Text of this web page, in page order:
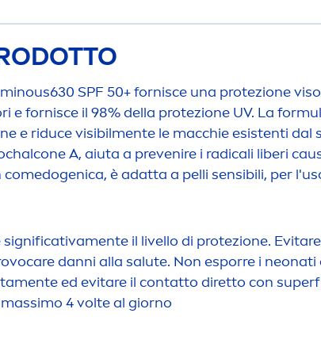
630 SPF 50+ fornisce una protezione
e fornisce il 98% della protezione UV. La
e riduce visibilmente le macchie esistenti dal
A, aiuta a prevenire i radicali liberi
è adatta a pelli sensibili, per
significativamente il livello di protezione.
caredanni alla salute. Non esporre i
mente ed evitare il contatto diretto con
4 volte al giorno